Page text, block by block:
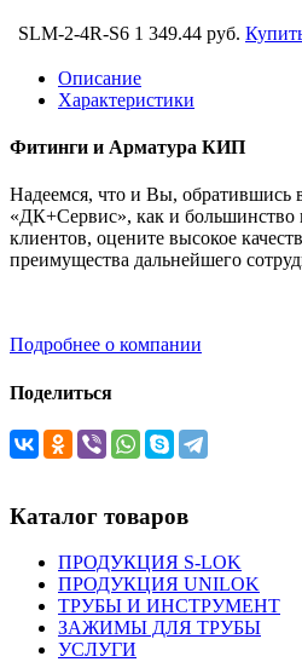
SLM-2-4R-S6 1 349.44 руб.
Описание
Характеристики
Фитинги и Арматура КИП
Надеемся, что и Вы,
«ДК+Сервис», как и
клиентов, оцените высокое
преимущества дальнейшего
Подробнее о компании
Поделиться
Каталог товаров
ПРОДУКЦИЯ S-LOK
ПРОДУКЦИЯ UNILOK
ТРУБЫ И ИНСТРУМЕНТ
ЗАЖИМЫ ДЛЯ ТРУБЫ
УСЛУГИ